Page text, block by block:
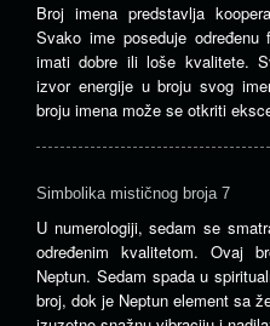
Broj imena predstavlja
Svako ime poseduje
imati dobre ili loše kvalitete.
izvor energije u broju svog
broju imena može se otkriti
Simbolika mističnog broja 7
U numerologiji, sedam se
određenim kvalitetom. Ovaj
Neptun. Sedam spada u
broj, dok je Neptun element sa